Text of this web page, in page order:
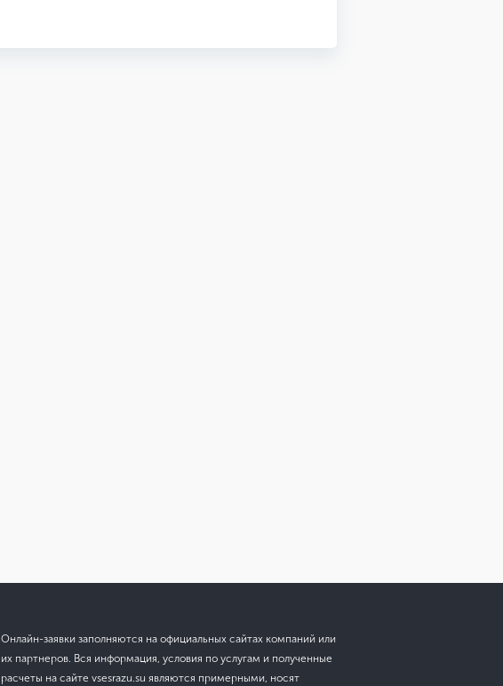
Онлайн-заявки заполняются на официальных сайтах компаний или
их партнеров. Вся информация, условия по услугам и полученные
расчеты на сайте vsesrazu.su являются примерными, носят